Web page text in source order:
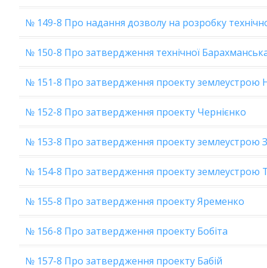
№ 149-8 Про надання дозволу на розробку
№ 150-8 Про затвердження технічної
№ 151-8 Про затвердження проекту землеустрою
№ 152-8 Про затвердження проекту Чернієнко
№ 153-8 Про затвердження проекту землеустрою
№ 154-8 Про затвердження проекту землеустрою
№ 155-8 Про затвердження проекту Яременко
№ 156-8 Про затвердження проекту Бобіта
№ 157-8 Про затвердження проекту Бабій